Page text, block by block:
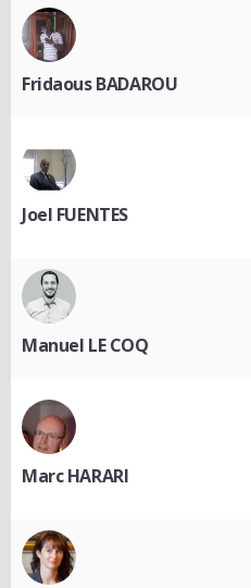
Fridaous BADAROU
Joel FUENTES
Manuel LE COQ
Marc HARARI